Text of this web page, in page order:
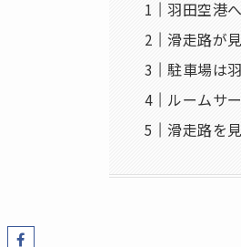
羽田空港
滑走路が
駐車場は
ルームサ
滑走路を